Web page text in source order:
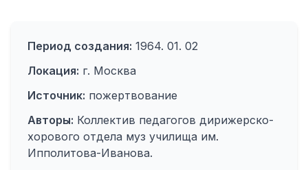
Период создания: 1964. 01. 02
Локация: г. Москва
Источник: пожертвование
Авторы: Коллектив педагогов дирижерско-
хорового отдела муз училища им.
Ипполитова-Иванова.